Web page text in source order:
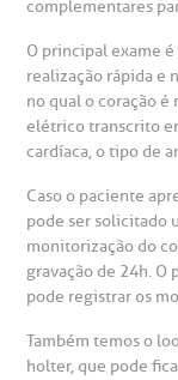
complementares
O principal exame
realização rápida e
no qual o coração
elétrico transcrito
cardíaca, o tipo de
Caso o paciente
pode ser solicitado
monitorização do
gravação de 24h. O
pode registrar os
Também temos o
holter, que pode